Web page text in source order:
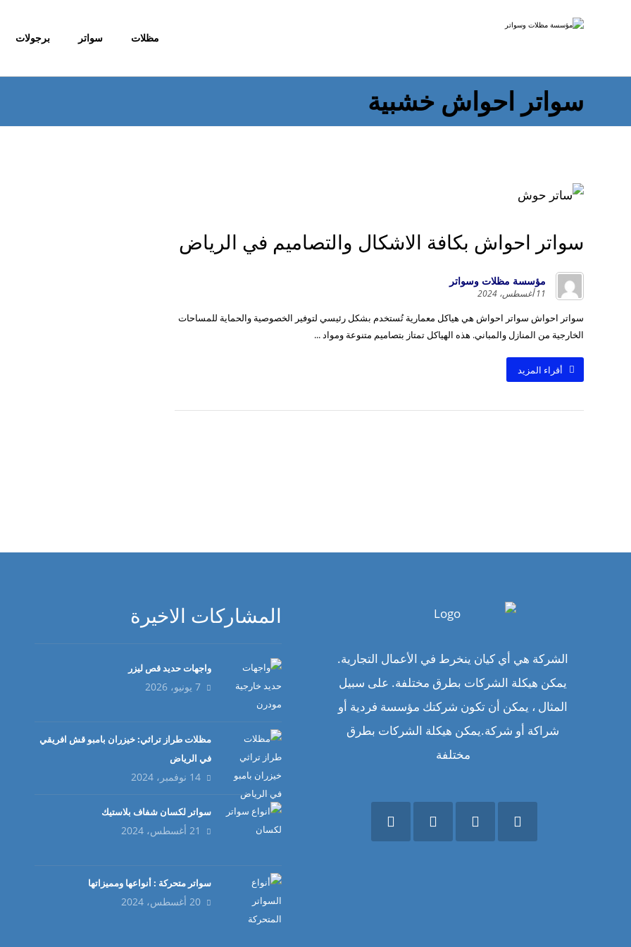
مظلات سواتر برجولات
سواتر احواش خشبية
سواتر احواش بكافة الاشكال والتصاميم في الرياض
مؤسسة مظلات وسواتر
11 أغسطس، 2024
سواتر احواش سواتر احواش هي هياكل معمارية تُستخدم بشكل رئيسي لتوفير الخصوصية والحماية للمساحات
الخارجية من المنازل والمباني. هذه الهياكل تمتاز بتصاميم متنوعة ومواد ...
أقراء المزيد
الشركة هي أي كيان ينخرط في الأعمال التجارية.
يمكن هيكلة الشركات بطرق مختلفة. على سبيل
المثال ، يمكن أن تكون شركتك مؤسسة فردية أو
شراكة أو شركة.يمكن هيكلة الشركات بطرق
مختلفة
المشاركات الاخيرة
واجهات حديد قص ليزر
7 يونيو، 2026
مظلات طراز تراثي: خيزران بامبو قش افريقي
في الرياض
14 نوفمبر، 2024
سواتر لكسان شفاف بلاستيك
21 أغسطس، 2024
سواتر متحركة : أنواعها ومميزاتها
20 أغسطس، 2024